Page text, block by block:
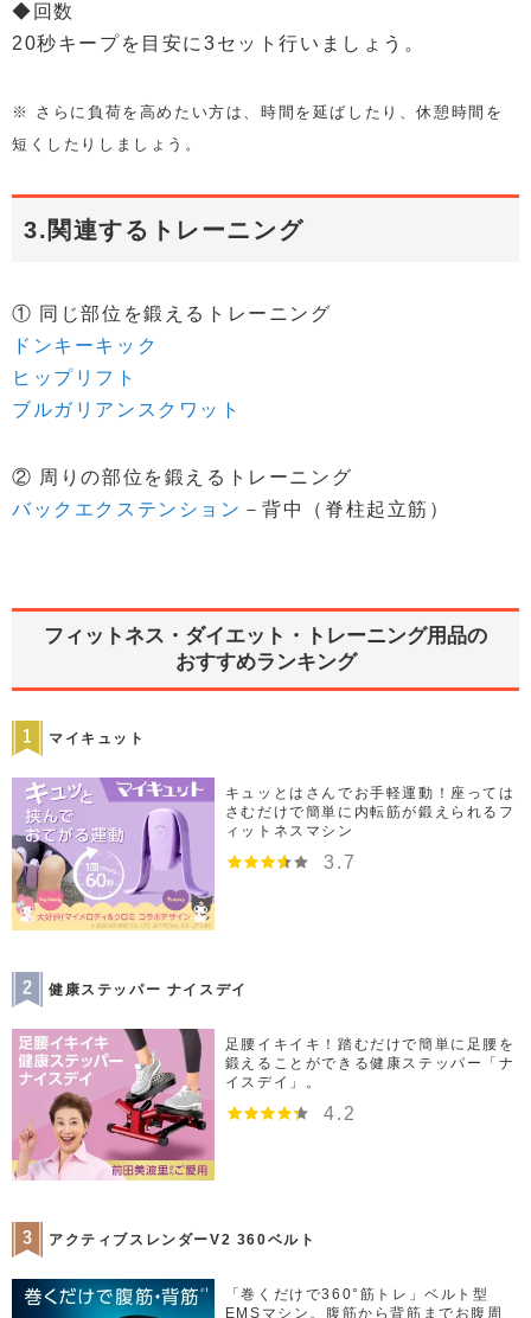
◆回数
20秒キープを目安に3セット行いましょう。
※ さらに負荷を高めたい方は、時間を延ばしたり、休憩時間を
短くしたりしましょう。
3.関連するトレーニング
① 同じ部位を鍛えるトレーニング
ドンキーキック
ヒップリフト
ブルガリアンスクワット
② 周りの部位を鍛えるトレーニング
バックエクステンション －背中（脊柱起立筋）
フィットネス・ダイエット・トレーニング用品の
おすすめランキング
マイキュット
3.7
キュッとはさんでお手軽運動！座っては
さむだけで簡単に内転筋が鍛えられるフ
ィットネスマシン
健康ステッパー ナイスデイ
4.2
足腰イキイキ！踏むだけで簡単に足腰を
鍛えることができる健康ステッパー「ナ
イスデイ」。
アクティブスレンダーV2 360ベルト
「巻くだけで360°筋トレ」ベルト型
EMSマシン。腹筋から背筋までお腹周